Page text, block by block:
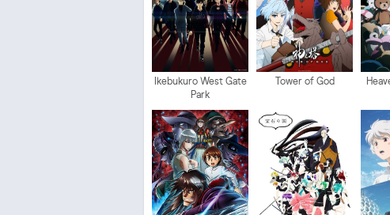
Ikebukuro West Gate
Park
Tower of God